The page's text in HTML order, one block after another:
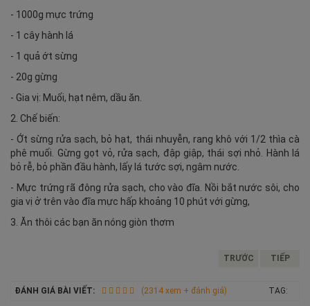
- 1000g mực trứng
- 1 cây hành lá
- 1 quả ớt sừng
- 20g gừng
- Gia vị: Muối, hạt nêm, dầu ăn.
2. Chế biến:
- Ớt sừng rửa sạch, bỏ hạt, thái nhuyễn, rang khô với 1/2 thìa cà
phê muối. Gừng gọt vỏ, rửa sạch, đập giập, thái sợi nhỏ. Hành lá
bỏ rễ, bỏ phần đầu hành, lấy lá tước sợi, ngâm nước.
- Mực trứng rã đông rửa sạch, cho vào đĩa. Nồi bắt nước sôi, cho
gia vị ở trên vào đĩa mực hấp khoảng 10 phút với gừng,
3. Ăn thôi các bạn ăn nóng giòn thơm
TRƯỚC TIẾP
ĐÁNH GIÁ BÀI VIẾT: (2314 xem + đánh giá) TAG: